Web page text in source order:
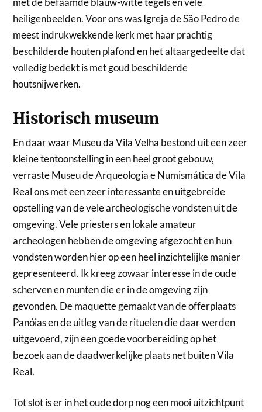
heiligenbeelden. Voor ons was Igreja de São Pedro de
meest indrukwekkende kerk met haar prachtig
beschilderde houten plafond en het altaargedeelte dat
volledig bedekt is met goud beschilderde
houtsnijwerken.
Historisch museum
En daar waar Museu da Vila Velha bestond uit een zeer
kleine tentoonstelling in een heel groot gebouw,
verraste Museu de Arqueologia e Numismática de Vila
Real ons met een zeer interessante en uitgebreide
opstelling van de vele archeologische vondsten uit de
omgeving. Vele priesters en lokale amateur
archeologen hebben de omgeving afgezocht en hun
vondsten worden hier op een heel inzichtelijke manier
gepresenteerd. Ik kreeg zowaar interesse in de oude
scherven en munten die er in de omgeving zijn
gevonden. De maquette gemaakt van de offerplaats
Panóias en de uitleg van de rituelen die daar werden
uitgevoerd, zijn een goede voorbereiding op het
bezoek aan de daadwerkelijke plaats net buiten Vila
Real.
Tot slot is er in het oude dorp nog een mooi uitzichtpunt